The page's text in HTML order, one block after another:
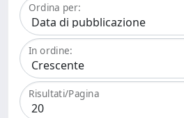
Ordina per:
In ordine:
Risultati/Pagina